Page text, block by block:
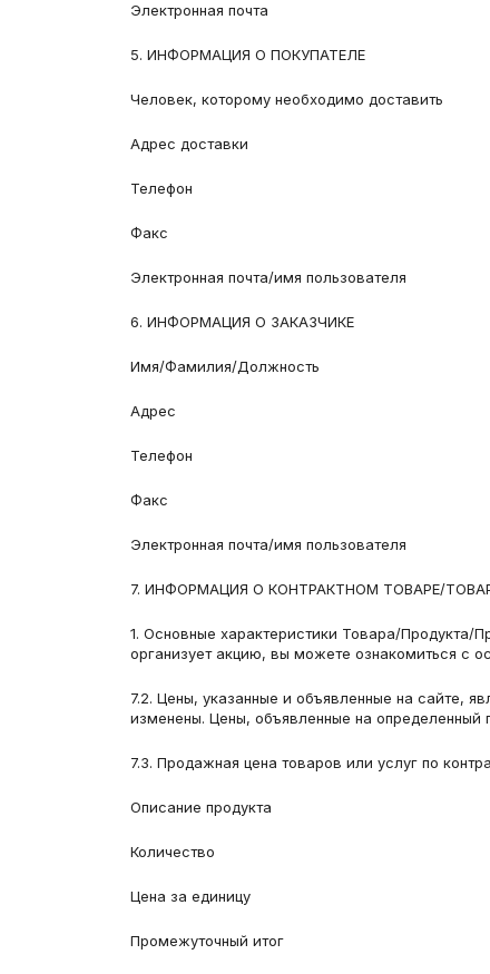
Электронная почта
5. ИНФОРМАЦИЯ О ПОКУПАТЕЛЕ
Человек, которому необходимо доставить
Адрес доставки
Телефон
Факс
Электронная почта/имя пользователя
6. ИНФОРМАЦИЯ О ЗАКАЗЧИКЕ
Имя/Фамилия/Должность
Адрес
Телефон
Факс
Электронная почта/имя пользователя
7. ИНФОРМАЦИЯ О КОНТРАКТНОМ ТОВАРЕ/
1. Основные характеристики Товара/
организует акцию, вы можете ознакомиться с
7.2. Цены, указанные и объявленные на сайте,
изменены. Цены, объявленные на определенный
7.3. Продажная цена товаров или услуг по
Описание продукта
Количество
Цена за единицу
Промежуточный итог